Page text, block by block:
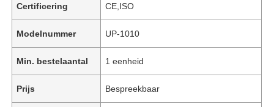
Certificering CE,ISO
Modelnummer UP-1010
Min. bestelaantal 1 eenheid
Prijs Bespreekbaar